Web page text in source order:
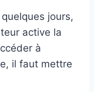
jours,
active la
à
il faut mettre